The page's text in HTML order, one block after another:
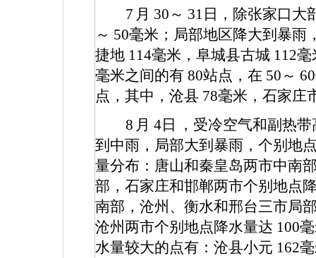
7 月 30 ～ 31 日，除张家口大
～ 50毫米；局部地区降大到暴雨
捷地 114毫米，阜城县古城 112毫
毫米之间的有 80站点，在 50 ～ 60
点，其中，沧县 78毫米，石家庄
8 月 4日
，受冷空气和副热
到中雨，局部大到暴雨，个别地
量分布：唐山和秦皇岛两市中南
部，石家庄和邯郸两市个别地点
南部，沧州、衡水和邢台三市局
沧州两市个别地点降水量达 100
水量较大的点有：沧县小元 162